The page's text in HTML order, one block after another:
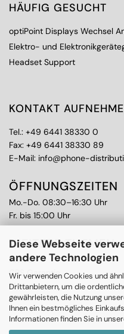
Diese Webseite
andere Technologien
Wir verwenden Cookies und
Drittanbietern, um die
gewährleisten, die Nutzung
Ihnen ein bestmögliches
Informationen finden Sie in
HÄUFIG GESUCHT
optiPoint Displays Wechsel
Elektro- und
Headset Support
KONTAKT
Tel.: +49 6441 38330 0
Fax: +49 6441 38330 89
E-Mail: info@phone-
ÖFFNUNGSZEITEN
Mo.-Do. 08:30–16:30 Uhr
Fr. bis 15:00 Uhr
WEITERE THEMEN
Ankauf
CPS Garantie
RMA